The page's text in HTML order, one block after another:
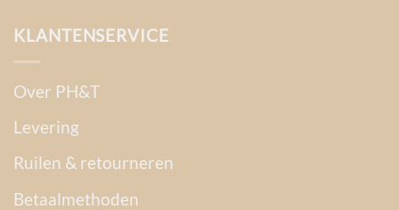
KLANTENSERVICE
Over PH&T
Levering
Ruilen & retourneren
Betaalmethoden